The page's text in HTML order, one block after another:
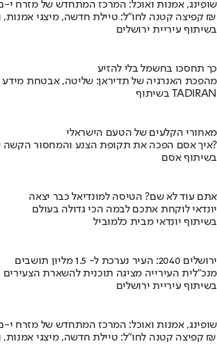
שופינג, אמנות ואוכל: המרכז המתחדש של מזרח י-
קפיצה קטנה לחו"ל: טיילת חדשה, מיצגי אמנות, וכיכרות משופצות בהשקעה של 100 מיליון ₪
בשיתוף עיריית ירושלים
כך תחסכו בחשמל בלי להזיע
מהפכת האנרגיה של תדיראן: שליטה, אבטחת מידע
בשיתוף TADIRAN
מאחורי הקלעים של הטעם הישראלי
איך אסם הפכה את תקופת הצנע והמחסור הקשה של שנות ה-40 למותג לאומי?
בשיתוף אסם
אתם עוד לא שם? הטיסה למונדיאל כבר יצאה
יונדאי לוקחת אתכם לבמה הכי גדולה בעולם
בשיתוף יונדאי מבית כלמוביל
ירושלים 2040: העיר נערכת ל- 1.5 מליון תושבים
מנכ"לית העירייה מציגה תוכנית להשארת הצעירים
בשיתוף עיריית ירושלים
שופינג, אמנות ואוכל: המרכז המתחדש של מזרח י-
קפיצה קטנה לחו"ל: טיילת חדשה, מיצגי אמנות, וכיכרות משופצות בהשקעה של 100 מיליון ₪